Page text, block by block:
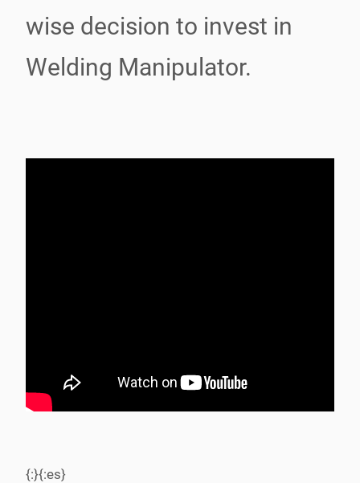
wise decision to invest in
Welding Manipulator.
{:}{:es}